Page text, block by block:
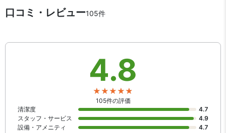
口コミ・レビュー105件
4.8
105件の評価
清潔度
4.7
スタッフ・サービス
4.9
設備・アメニティ
4.7